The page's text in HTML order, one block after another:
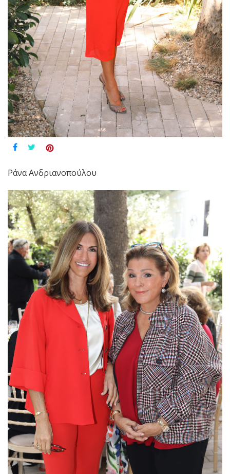
Ράνα Ανδριανοπούλου